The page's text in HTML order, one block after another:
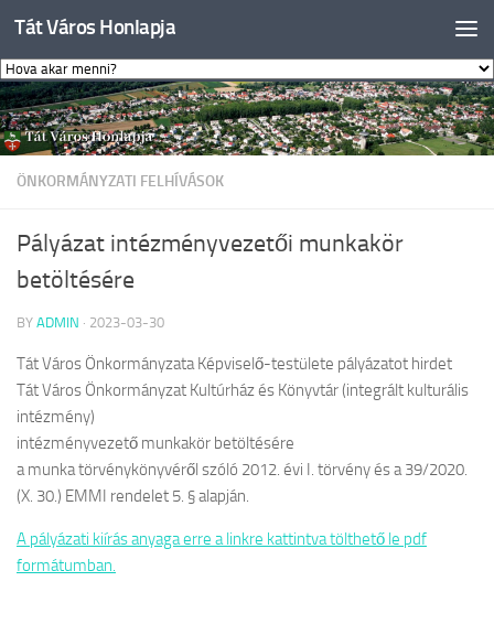
Skip to content
Tát Város Honlapja
ÖNKORMÁNYZATI FELHÍVÁSOK
Pályázat intézményvezetői munkakör
betöltésére
BY ADMIN · 2023-03-30
Tát Város Önkormányzata Képviselő-testülete pályázatot hirdet
Tát Város Önkormányzat Kultúrház és Könyvtár (integrált kulturális
intézmény)
intézményvezető munkakör betöltésére
a munka törvénykönyvéről szóló 2012. évi I. törvény és a 39/2020.
(X. 30.) EMMI rendelet 5. § alapján.
A pályázati kiírás anyaga erre a linkre kattintva tölthető le pdf
formátumban.